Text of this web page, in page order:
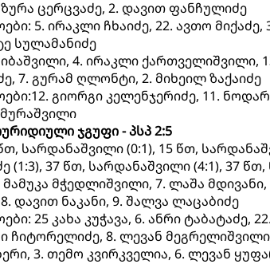
ზურა ცერცვაძე, 2. დავით ფანჩულიძე
5. ირაკლი ჩხაიძე, 22. ავთო
სულამანიძე
4. ირაკლი ქართველიშვილი,
7. გურამ ღლონტი, 2. მიხეილ ზაქაიძე
გიორგი კელენჯერიძე, 11. ნოდარ
ჯგუფი - პსპ 2:5
სარდანაშვილი (0:1), 15 წთ,
(1:3), 37 წთ, სარდანაშვილი (4:1), 37 წთ,
მამუკა მჭედლიშვილი, 7. ლაშა
დავით ნაკანი, 9. შალვა ლაცაბიძე
25 კახა კუჭავა, 6. ანრი ტაბატაძე,
ჩიტორელიძე, 8. ლევან
3. თემო კვირკველია, 6. ლევან